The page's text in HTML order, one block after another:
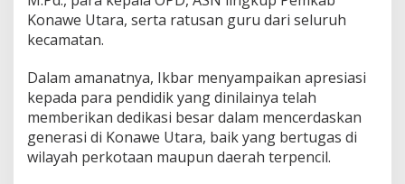
Konawe Utara, serta ratusan guru dari seluruh
kecamatan.
Dalam amanatnya, Ikbar menyampaikan apresiasi
kepada para pendidik yang dinilainya telah
memberikan dedikasi besar dalam mencerdaskan
generasi di Konawe Utara, baik yang bertugas di
wilayah perkotaan maupun daerah terpencil.